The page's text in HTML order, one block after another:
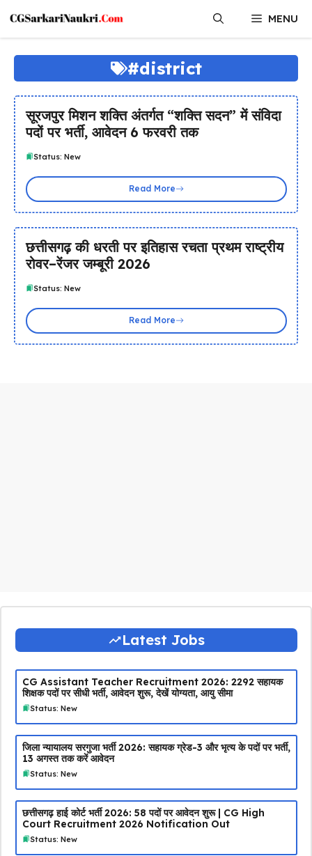
content
MENU
#district
सूरजपुर मिशन शक्ति अंतर्गत “शक्ति सदन” में संविदा
पदों पर भर्ती, आवेदन 6 फरवरी तक
Status: New
Read More
छत्तीसगढ़ की धरती पर इतिहास रचता प्रथम राष्ट्रीय
रोवर–रेंजर जम्बूरी 2026
Status: New
Read More
Latest Jobs
CG Assistant Teacher Recruitment 2026: 2292 सहायक
शिक्षक पदों पर सीधी भर्ती, आवेदन शुरू, देखें योग्यता, आयु सीमा
Status: New
जिला न्यायालय सरगुजा भर्ती 2026: सहायक ग्रेड-3 और भृत्य के पदों पर भर्ती,
13 अगस्त तक करें आवेदन
Status: New
छत्तीसगढ़ हाई कोर्ट भर्ती 2026: 58 पदों पर आवेदन शुरू | CG High
Court Recruitment 2026 Notification Out
Status: New